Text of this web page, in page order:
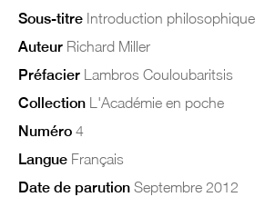
Sous-titre Introduction
Auteur Richard Miller
Préfacier Lambros Couloubaritsis
Collection L'Académie en poche
Numéro 4
Langue Français
Date de parution Septembre 2012